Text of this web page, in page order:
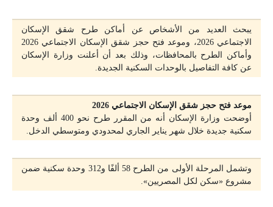
يبحث العديد من الأشخاص عن أماكن طرح شقق الإسكان
الاجتماعي 2026، وموعد فتح حجز شقق الإسكان الاجتماعي 2026
وأماكن الطرح بالمحافظات، وذلك بعد أن أعلنت وزارة الإسكان
عن كافة التفاصيل بالوحدات السكنية الجديدة.
موعد فتح حجز شقق الإسكان الاجتماعي 2026
أوضحت وزارة الإسكان أنه من المقرر طرح نحو 400 ألف وحدة
سكنية جديدة خلال شهر يناير الجاري لمحدودي ومتوسطي الدخل.
وتشمل المرحلة الأولى من الطرح 58 ألفًا و312 وحدة سكنية ضمن
مشروع «سكن لكل المصريين».